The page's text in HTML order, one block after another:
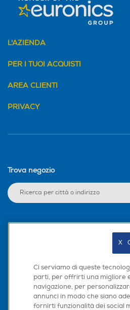
L'AZIENDA
PER I TUOI ACQUISTI
AREA CLIENTI
PRIVACY
Trova negozio
Scarica la nostra app
Ci serviamo di queste
parti, per offrirti una migliore
navigazione, per
annunci in modo che siano
fornirti funzionalità dei social
X